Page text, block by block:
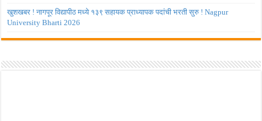
खुशखबर ! नागपूर विद्यापीठ मध्ये १३९ सहायक प्राध्यापक पदांची भरती सुरु ! Nagpur
University Bharti 2026